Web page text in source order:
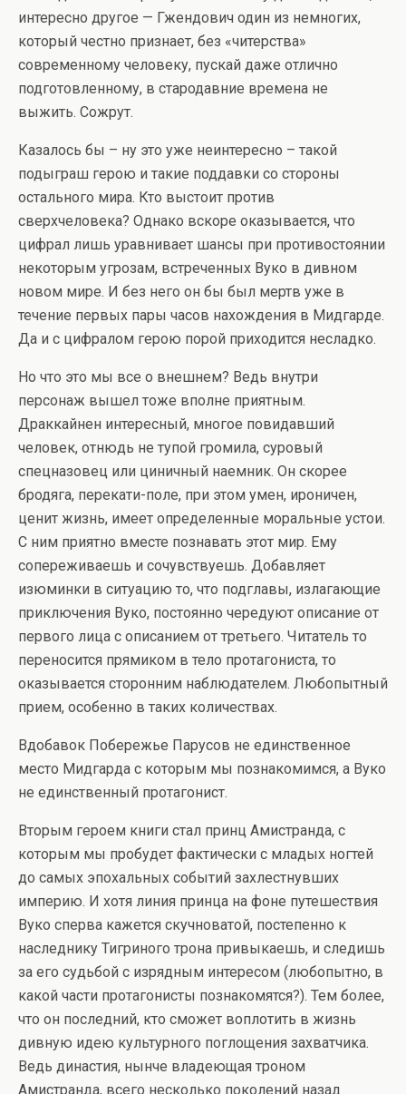
интересно другое — Гжендович один из немногих,
который честно признает, без «читерства»
современному человеку, пускай даже отлично
подготовленному, в стародавние времена не
выжить. Сожрут.
Казалось бы – ну это уже неинтересно – такой
подыграш герою и такие поддавки со стороны
остального мира. Кто выстоит против
сверхчеловека? Однако вскоре оказывается, что
цифрал лишь уравнивает шансы при противостоянии
некоторым угрозам, встреченных Вуко в дивном
новом мире. И без него он бы был мертв уже в
течение первых пары часов нахождения в Мидгарде.
Да и с цифралом герою порой приходится несладко.
Но что это мы все о внешнем? Ведь внутри
персонаж вышел тоже вполне приятным.
Драккайнен интересный, многое повидавший
человек, отнюдь не тупой громила, суровый
спецназовец или циничный наемник. Он скорее
бродяга, перекати-поле, при этом умен, ироничен,
ценит жизнь, имеет определенные моральные устои.
С ним приятно вместе познавать этот мир. Ему
сопереживаешь и сочувствуешь. Добавляет
изюминки в ситуацию то, что подглавы, излагающие
приключения Вуко, постоянно чередуют описание от
первого лица с описанием от третьего. Читатель то
переносится прямиком в тело протагониста, то
оказывается сторонним наблюдателем. Любопытный
прием, особенно в таких количествах.
Вдобавок Побережье Парусов не единственное
место Мидгарда с которым мы познакомимся, а Вуко
не единственный протагонист.
Вторым героем книги стал принц Амистранда, с
которым мы пробудет фактически с младых ногтей
до самых эпохальных событий захлестнувших
империю. И хотя линия принца на фоне путешествия
Вуко сперва кажется скучноватой, постепенно к
наследнику Тигриного трона привыкаешь, и следишь
за его судьбой с изрядным интересом (любопытно, в
какой части протагонисты познакомятся?). Тем более,
что он последний, кто сможет воплотить в жизнь
дивную идею культурного поглощения захватчика.
Ведь династия, нынче владеющая троном
Амистранда, всего несколько поколений назад